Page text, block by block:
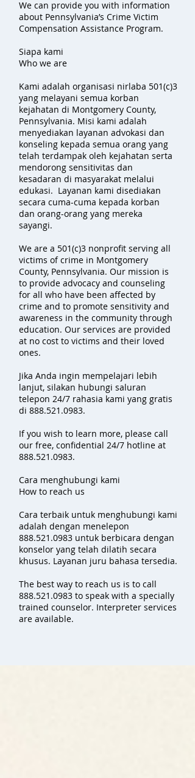
We can provide you with information
about Pennsylvania’s Crime Victim
Compensation Assistance Program.
Siapa kami
Who we are
Kami adalah organisasi nirlaba 501(c)3
yang melayani semua korban
kejahatan di Montgomery County,
Pennsylvania. Misi kami adalah
menyediakan layanan advokasi dan
konseling kepada semua orang yang
telah terdampak oleh kejahatan serta
mendorong sensitivitas dan
kesadaran di masyarakat melalui
edukasi. Layanan kami disediakan
secara cuma-cuma kepada korban
dan orang-orang yang mereka
sayangi.
We are a 501(c)3 nonprofit serving all
victims of crime in Montgomery
County, Pennsylvania. Our mission is
to provide advocacy and counseling
for all who have been affected by
crime and to promote sensitivity and
awareness in the community through
education. Our services are provided
at no cost to victims and their loved
ones.
Jika Anda ingin mempelajari lebih
lanjut, silakan hubungi saluran
telepon 24/7 rahasia kami yang gratis
di 888.521.0983.
If you wish to learn more, please call
our free, confidential 24/7 hotline at
888.521.0983.
Cara menghubungi kami
How to reach us
Cara terbaik untuk menghubungi kami
adalah dengan menelepon
888.521.0983 untuk berbicara dengan
konselor yang telah dilatih secara
khusus. Layanan juru bahasa tersedia.
The best way to reach us is to call
888.521.0983 to speak with a specially
trained counselor. Interpreter services
are available.